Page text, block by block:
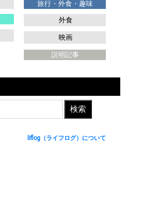
旅行・外食・趣味
外食
映画
説明記事
liflog（ライフログ）について